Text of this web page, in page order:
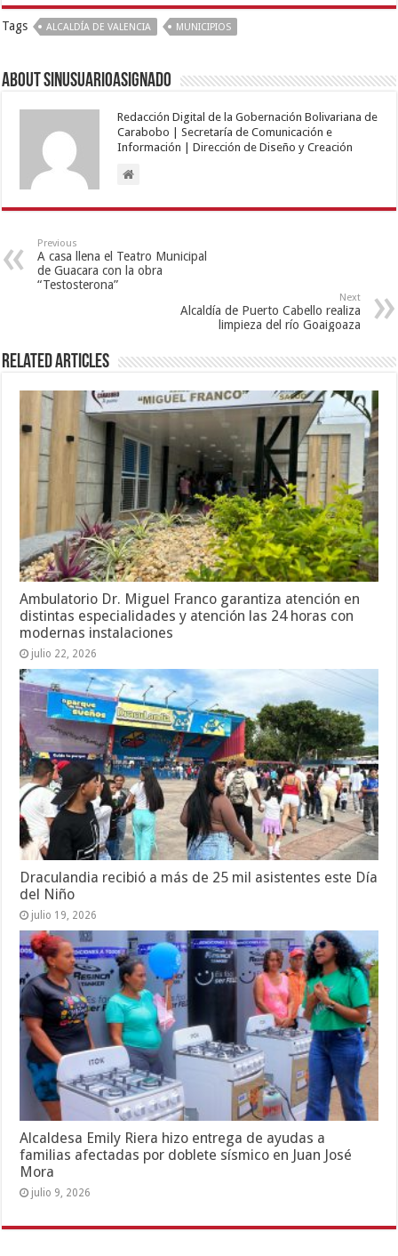
Tags ALCALDÍA DE VALENCIA MUNICIPIOS
About sinusuarioasignado
Redacción Digital de la Gobernación Bolivariana de
Carabobo | Secretaría de Comunicación e
Información | Dirección de Diseño y Creación
Previous
A casa llena el Teatro Municipal
de Guacara con la obra
“Testosterona”
Next
Alcaldía de Puerto Cabello realiza
limpieza del río Goaigoaza
Related Articles
Ambulatorio Dr. Miguel Franco garantiza atención en
distintas especialidades y atención las 24 horas con
modernas instalaciones
julio 22, 2026
Draculandia recibió a más de 25 mil asistentes este Día
del Niño
julio 19, 2026
Alcaldesa Emily Riera hizo entrega de ayudas a
familias afectadas por doblete sísmico en Juan José
Mora
julio 9, 2026